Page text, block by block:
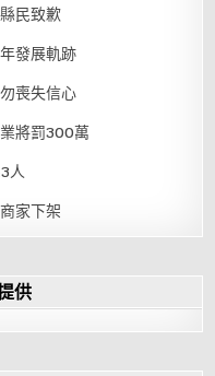
民致歉
發展軌跡
喪失信心
將罰300萬
人
家下架
供